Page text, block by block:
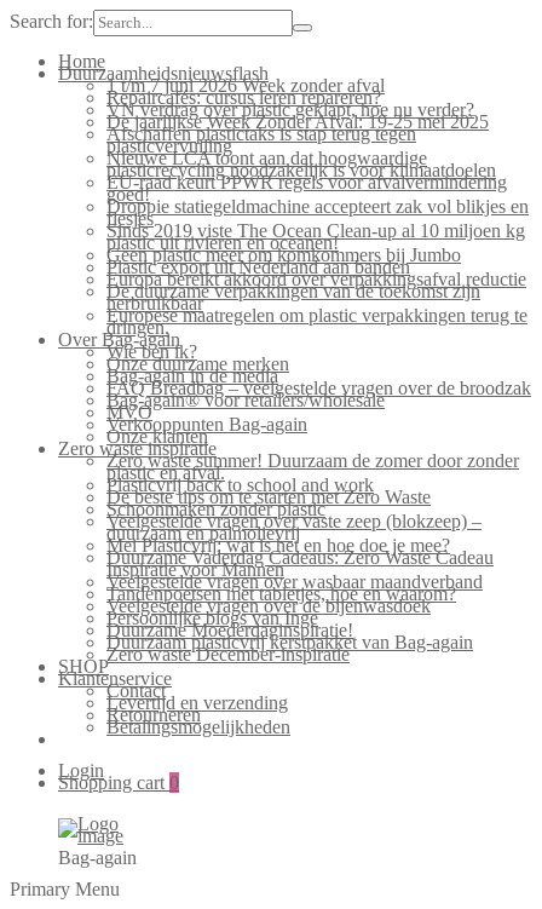
Search for:
Home
Duurzaamheidsnieuwsflash
1 t/m 7 juni 2026 Week zonder afval
Repaircafés: cursus leren repareren?
VN verdrag over plastic geklapt, hoe nu verder?
De jaarlijkse Week Zonder Afval: 19-25 mei 2025
Afschaffen plastictaks is stap terug tegen
plasticvervuiling
Nieuwe LCA toont aan dat hoogwaardige
plasticrecycling noodzakelijk is voor klimaatdoelen
EU-raad keurt PPWR regels voor afvalvermindering
goed!
Droppie statiegeldmachine accepteert zak vol blikjes en
flesjes
Sinds 2019 viste The Ocean Clean-up al 10 miljoen kg
plastic uit rivieren en oceanen!
Geen plastic meer om komkommers bij Jumbo
Plastic export uit Nederland aan banden
Europa bereikt akkoord over verpakkingsafval reductie
De duurzame verpakkingen van de toekomst zijn
herbruikbaar
Europese maatregelen om plastic verpakkingen terug te
dringen.
Over Bag-again
Wie ben ik?
Onze duurzame merken
Bag-again in de media
FAQ Breadbag – veelgestelde vragen over de broodzak
Bag-again® voor retailers/wholesale
MVO
Verkooppunten Bag-again
Onze klanten
Zero waste inspiratie
Zero waste summer! Duurzaam de zomer door zonder
plastic en afval.
Plasticvrij back to school and work
De beste tips om te starten met Zero Waste
Schoonmaken zonder plastic
Veelgestelde vragen over vaste zeep (blokzeep) –
duurzaam en palmolievrij
Mei Plasticvrij: wat is het en hoe doe je mee?
Duurzame Vaderdag Cadeaus: Zero Waste Cadeau
Inspiratie voor Mannen
Veelgestelde vragen over wasbaar maandverband
Tandenpoetsen met tabletjes, hoe en waarom?
Veelgestelde vragen over de bijenwasdoek
Persoonlijke blogs van Inge
Duurzame Moederdaginspiratie!
Duurzaam plasticvrij kerstpakket van Bag-again
Zero waste December-inspiratie
SHOP
Klantenservice
Contact
Levertijd en verzending
Retourneren
Betalingsmogelijkheden
Login
Shopping cart 0
Bag-again
Primary Menu